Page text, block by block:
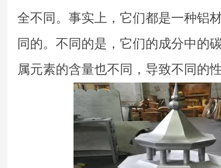
全不同。事实上，它们都是一种铝
同的。不同的是，它们的成分中的
属元素的含量也不同，导致不同的